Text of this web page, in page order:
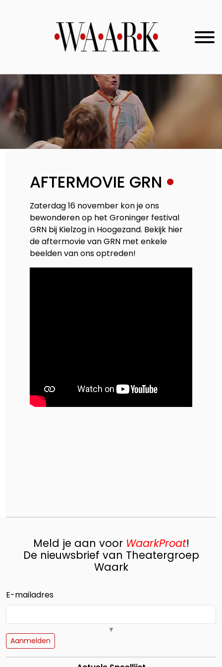
AFTERMOVIE GRN
Zaterdag 16 november kon je ons
bewonderen op het Groninger festival
GRN bij Kielzog in Hoogezand. Bekijk hier
de aftermovie van GRN met enkele
beelden van ons optreden!
Meld je aan voor WaarkProat!
De nieuwsbrief van Theatergroep
Waark
E-mailadres
▼
Alleen een e-mailadres is verplicht voor aan- of afmelding.
Voornaam
Aanmelden